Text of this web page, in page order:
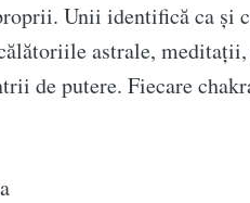
Unii identifică ca și
astrale, meditații,
de putere. Fiecare